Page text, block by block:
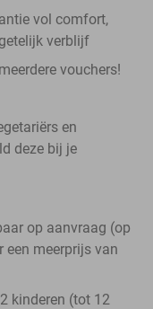
vol comfort,
verblijf
vouchers!
en
deze bij je
op aanvraag (op
een meerprijs van
kinderen (tot 12